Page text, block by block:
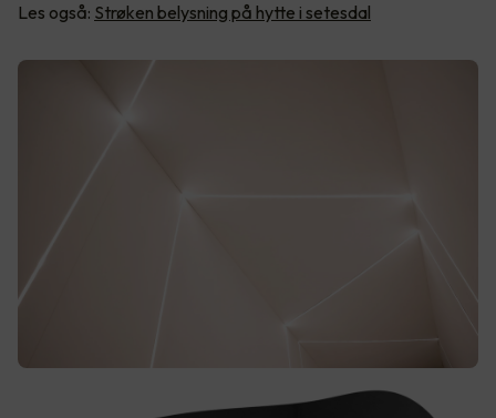
Les også: Strøken belysning på hytte i setesdal